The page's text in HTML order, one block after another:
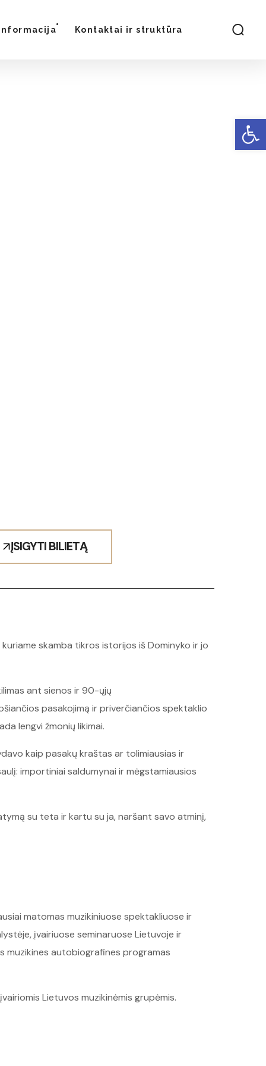
Kontaktai ir struktūra
ĮSIGYTI BILIETĄ
skamba tikros istorijos iš Dominyko ir jo
ant sienos ir 90-ųjų
pasakojimą ir priverčiančios spektaklio
lengvi žmonių likimai.
kaip pasakų kraštas ar tolimiausias ir
importiniai saldumynai ir mėgstamiausios
su teta ir kartu su ja, naršant savo atminį,
matomas muzikiniuose spektakliuose ir
įvairiuose seminaruose Lietuvoje ir
muzikines autobiografines programas
Lietuvos muzikinėmis grupėmis.